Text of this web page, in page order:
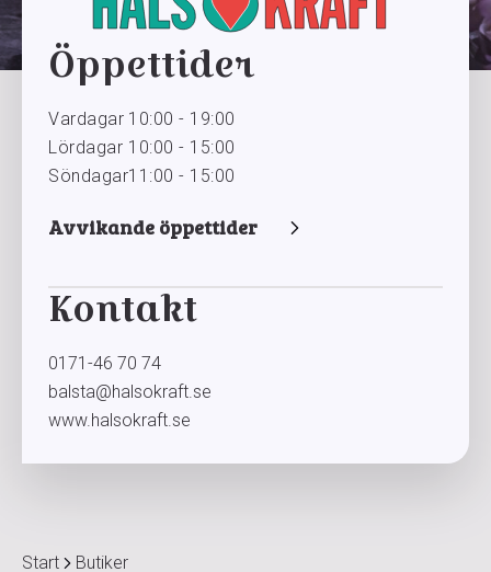
Start Butiker
Öppettider
Vardagar 10:00 - 19:00
Lördagar 10:00 - 15:00
Söndagar11:00 - 15:00
Avvikande öppettider
Kontakt
0171-46 70 74
balsta@halsokraft.se
www.halsokraft.se